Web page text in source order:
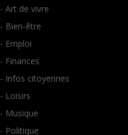
- Art de vivre
- Bien-être
- Emploi
- Finances
- Infos citoyennes
- Loisirs
- Musique
- Politique